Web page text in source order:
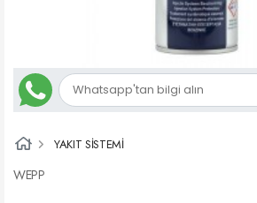
YAKIT SİSTEMİ
WEPP